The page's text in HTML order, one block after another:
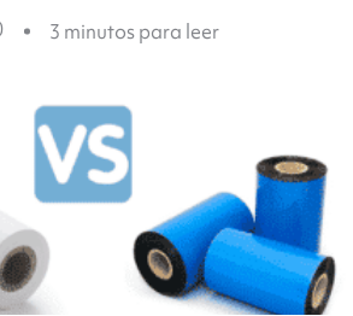
3 minutos para leer